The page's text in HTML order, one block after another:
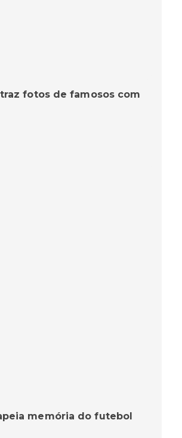
traz fotos de famosos com
memória do futebol